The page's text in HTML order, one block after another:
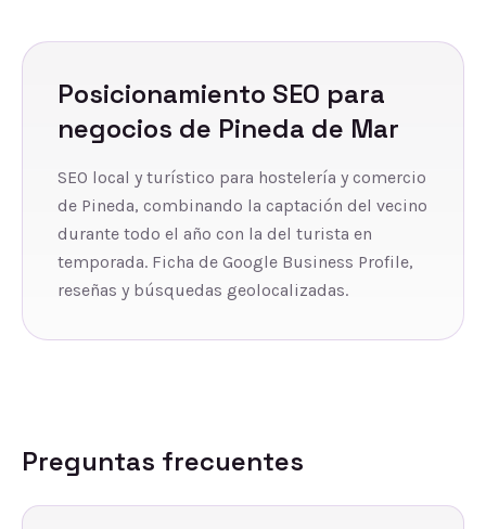
Posicionamiento SEO para
negocios de Pineda de Mar
SEO local y turístico para hostelería y comercio
de Pineda, combinando la captación del vecino
durante todo el año con la del turista en
temporada. Ficha de Google Business Profile,
reseñas y búsquedas geolocalizadas.
Preguntas frecuentes